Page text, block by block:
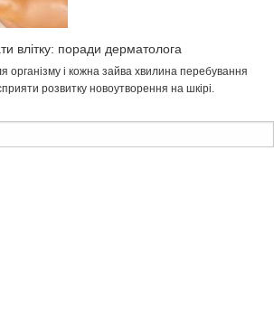
влітку: поради дерматолога
організму і кожна зайва хвилина перебування
розвитку новоутворення на шкірі.